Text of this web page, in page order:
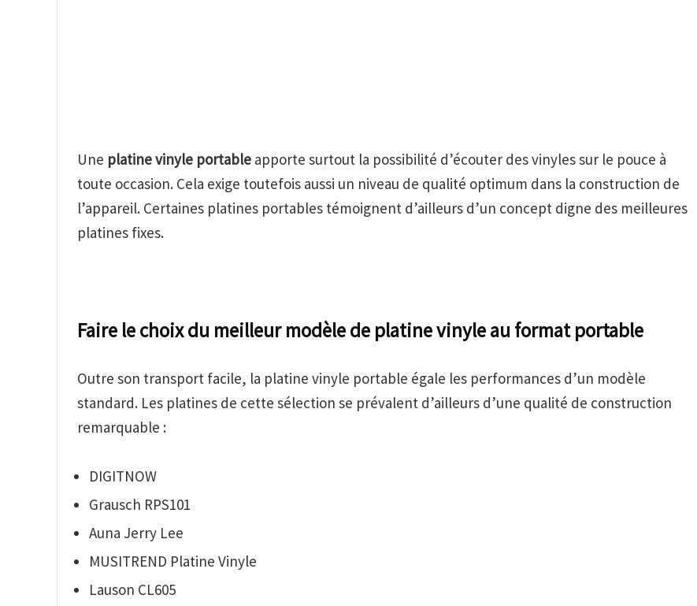
Une platine vinyle portable apporte surtout la possibilité d’écouter des vinyles sur le pouce à
toute occasion. Cela exige toutefois aussi un niveau de qualité optimum dans la construction de
l’appareil. Certaines platines portables témoignent d’ailleurs d’un concept digne des meilleures
platines fixes.
Faire le choix du meilleur modèle de platine vinyle au format portable
Outre son transport facile, la platine vinyle portable égale les performances d’un modèle
standard. Les platines de cette sélection se prévalent d’ailleurs d’une qualité de construction
remarquable :
DIGITNOW
Grausch RPS101
Auna Jerry Lee
MUSITREND Platine Vinyle
Lauson CL605